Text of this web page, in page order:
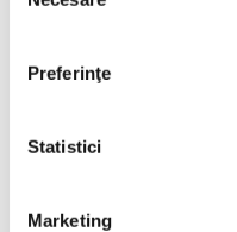
Preferinţe
Statistici
Marketing
Shiva Rahbaran,